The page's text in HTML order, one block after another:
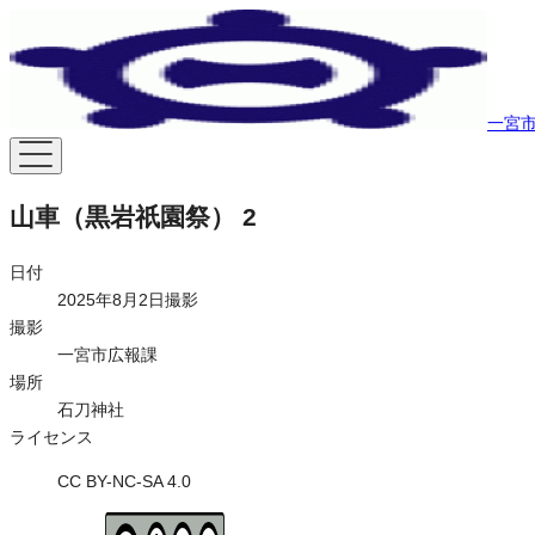
一宮
山車（黒岩祇園祭） 2
日付
2025年8月2日撮影
撮影
一宮市広報課
場所
石刀神社
ライセンス
CC BY-NC-SA 4.0